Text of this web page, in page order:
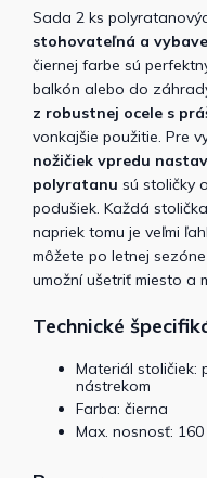
Sada 2 ks
stohovateľná a
čiernej farbe sú
balkón alebo do
z robustnej ocele s
vonkajšie použitie. Pre
nožičiek vpredu
polyratanu sú stoličky
podušiek. Každá
napriek tomu je veľmi
môžete po letnej
umožní ušetriť miesto a
Technické
Materiál stoličiek:
nástrekom
Farba: čierna
Max. nosnosť: 160